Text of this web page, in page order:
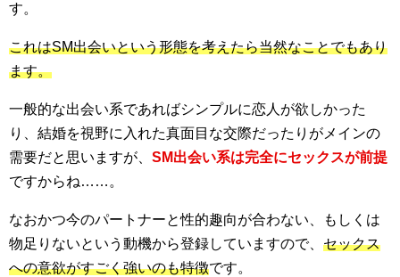
す。
これはSM出会いという形態を考えたら当然なことでもあり
ます。
一般的な出会い系であればシンプルに恋人が欲しかった
り、結婚を視野に入れた真面目な交際だったりがメインの
需要だと思いますが、 SM出会い系は完全にセックスが前提
ですからね……。
なおかつ今のパートナーと性的趣向が合わない、もしくは
物足りないという動機から登録していますので、 セックス
への意欲がすごく強いのも特徴です。